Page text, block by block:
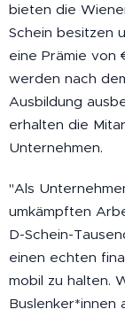
bieten die
Schein besitzen
eine Prämie
werden nach
Ausbildung
erhalten die
Unternehmen.
"Als
umkämpften
D-Schein-
einen echten
mobil zu halten.
Buslenker*innen